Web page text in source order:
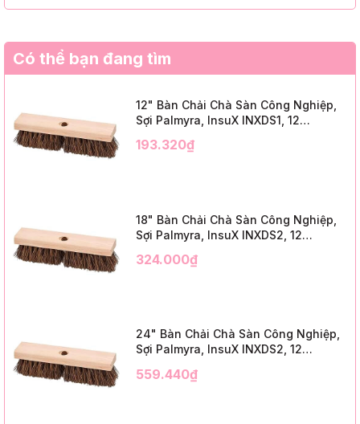
Có thể bạn đang tìm
12" Bàn Chải Chà Sàn Công Nghiệp,
Sợi Palmyra, InsuX INXDS1, 12
Trim)
193.320₫
18" Bàn Chải Chà Sàn Công Nghiệp,
Sợi Palmyra, InsuX INXDS2, 12
Trim)
324.000₫
24" Bàn Chải Chà Sàn Công Nghiệp,
Sợi Palmyra, InsuX INXDS2, 12
3" Trim)
559.440₫